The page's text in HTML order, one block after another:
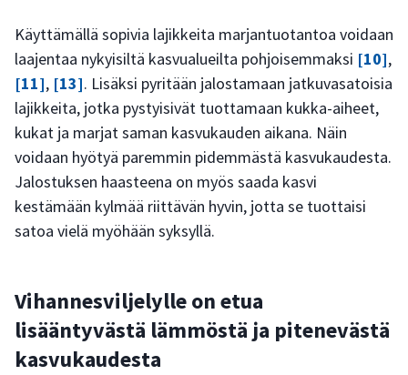
Käyttämällä sopivia lajikkeita marjantuotantoa voidaan
laajentaa nykyisiltä kasvualueilta pohjoisemmaksi [10],
[11], [13]. Lisäksi pyritään jalostamaan jatkuvasatoisia
lajikkeita, jotka pystyisivät tuottamaan kukka-aiheet,
kukat ja marjat saman kasvukauden aikana. Näin
voidaan hyötyä paremmin pidemmästä kasvukaudesta.
Jalostuksen haasteena on myös saada kasvi
kestämään kylmää riittävän hyvin, jotta se tuottaisi
satoa vielä myöhään syksyllä.
Vihannesviljelylle on etua
lisääntyvästä lämmöstä ja pitenevästä
kasvukaudesta